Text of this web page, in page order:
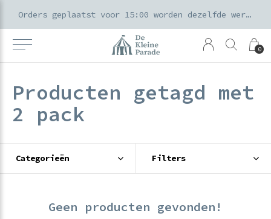
0
Orders geplaatst voor 15:00 worden dezelfde werkdag verzonden
Producten getagd met
2 pack
Categorieën Filters
Geen producten gevonden!